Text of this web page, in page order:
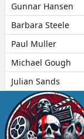
Gunnar Hansen
Barbara Steele
Paul Muller
Michael Gough
Julian Sands